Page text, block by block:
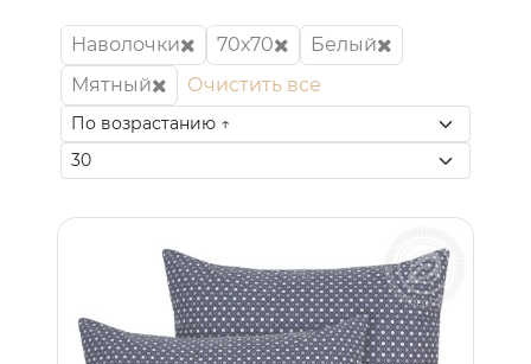
Наволочки 70х70
Белый
Мятный
Очистить все